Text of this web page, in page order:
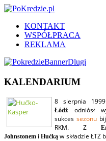
KONTAKT
WSPÓŁPRACA
REKLAMA
KALENDARIUM